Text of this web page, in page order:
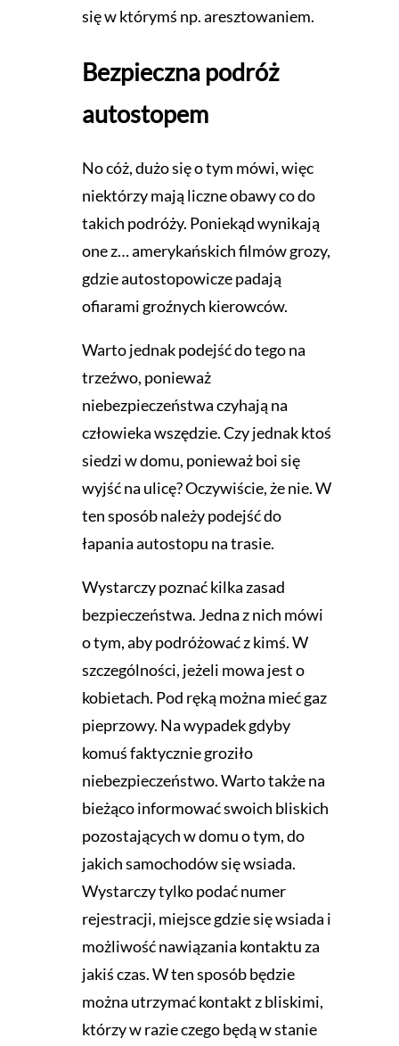
się w którymś np. aresztowaniem.
Bezpieczna podróż
autostopem
No cóż, dużo się o tym mówi, więc
niektórzy mają liczne obawy co do
takich podróży. Poniekąd wynikają
one z… amerykańskich filmów grozy,
gdzie autostopowicze padają
ofiarami groźnych kierowców.
Warto jednak podejść do tego na
trzeźwo, ponieważ
niebezpieczeństwa czyhają na
człowieka wszędzie. Czy jednak ktoś
siedzi w domu, ponieważ boi się
wyjść na ulicę? Oczywiście, że nie. W
ten sposób należy podejść do
łapania autostopu na trasie.
Wystarczy poznać kilka zasad
bezpieczeństwa. Jedna z nich mówi
o tym, aby podróżować z kimś. W
szczególności, jeżeli mowa jest o
kobietach. Pod ręką można mieć gaz
pieprzowy. Na wypadek gdyby
komuś faktycznie groziło
niebezpieczeństwo. Warto także na
bieżąco informować swoich bliskich
pozostających w domu o tym, do
jakich samochodów się wsiada.
Wystarczy tylko podać numer
rejestracji, miejsce gdzie się wsiada i
możliwość nawiązania kontaktu za
jakiś czas. W ten sposób będzie
można utrzymać kontakt z bliskimi,
którzy w razie czego będą w stanie